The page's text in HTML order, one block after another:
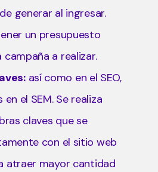
generar al ingresar.
un presupuesto
a realizar.
así como en el SEO,
el SEM. Se realiza
claves que se
con el sitio web
atraer mayor cantidad